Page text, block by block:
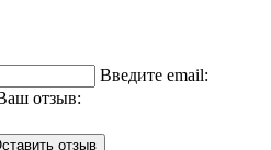
Введите email:
отзыв:
отзыв